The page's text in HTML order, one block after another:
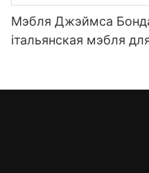
Мэбля Джэймса
італьянская мэбля